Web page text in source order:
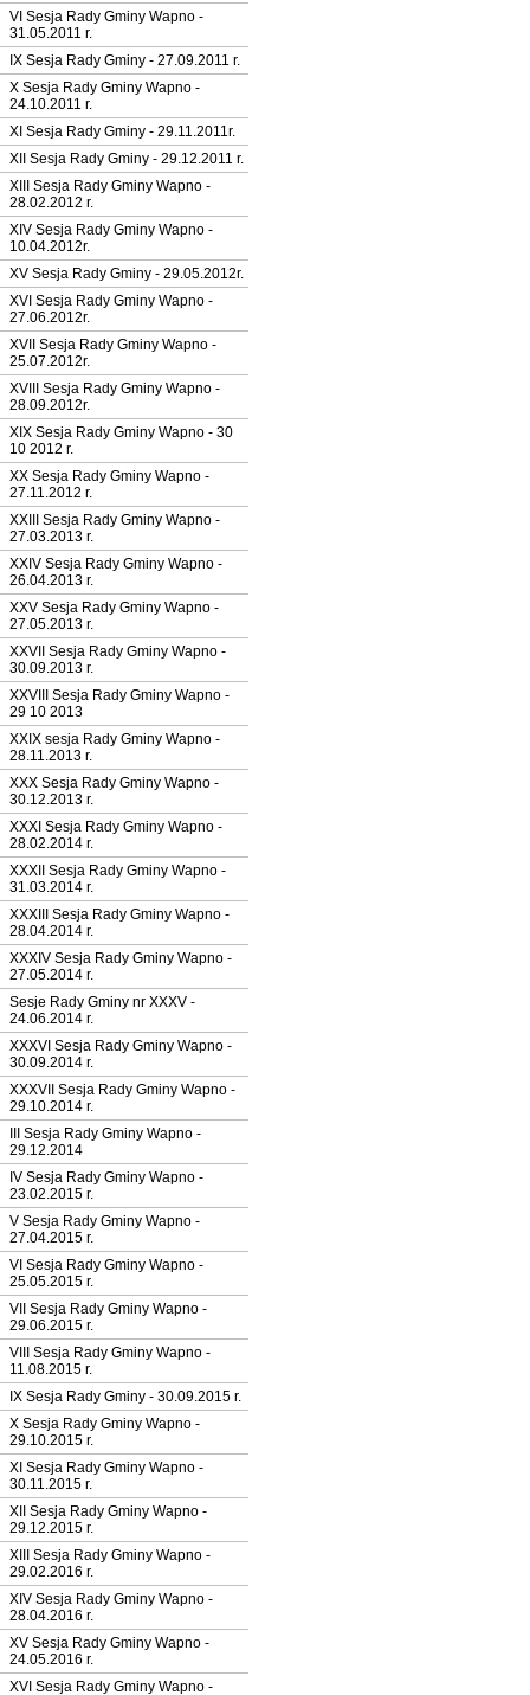
VI Sesja Rady Gminy Wapno -
31.05.2011 r.
IX Sesja Rady Gminy - 27.09.2011 r.
X Sesja Rady Gminy Wapno -
24.10.2011 r.
XI Sesja Rady Gminy - 29.11.2011r.
XII Sesja Rady Gminy - 29.12.2011 r.
XIII Sesja Rady Gminy Wapno -
28.02.2012 r.
XIV Sesja Rady Gminy Wapno -
10.04.2012r.
XV Sesja Rady Gminy - 29.05.2012r.
XVI Sesja Rady Gminy Wapno -
27.06.2012r.
XVII Sesja Rady Gminy Wapno -
25.07.2012r.
XVIII Sesja Rady Gminy Wapno -
28.09.2012r.
XIX Sesja Rady Gminy Wapno - 30
10 2012 r.
XX Sesja Rady Gminy Wapno -
27.11.2012 r.
XXIII Sesja Rady Gminy Wapno -
27.03.2013 r.
XXIV Sesja Rady Gminy Wapno -
26.04.2013 r.
XXV Sesja Rady Gminy Wapno -
27.05.2013 r.
XXVII Sesja Rady Gminy Wapno -
30.09.2013 r.
XXVIII Sesja Rady Gminy Wapno -
29 10 2013
XXIX sesja Rady Gminy Wapno -
28.11.2013 r.
XXX Sesja Rady Gminy Wapno -
30.12.2013 r.
XXXI Sesja Rady Gminy Wapno -
28.02.2014 r.
XXXII Sesja Rady Gminy Wapno -
31.03.2014 r.
XXXIII Sesja Rady Gminy Wapno -
28.04.2014 r.
XXXIV Sesja Rady Gminy Wapno -
27.05.2014 r.
Sesje Rady Gminy nr XXXV -
24.06.2014 r.
XXXVI Sesja Rady Gminy Wapno -
30.09.2014 r.
XXXVII Sesja Rady Gminy Wapno -
29.10.2014 r.
III Sesja Rady Gminy Wapno -
29.12.2014
IV Sesja Rady Gminy Wapno -
23.02.2015 r.
V Sesja Rady Gminy Wapno -
27.04.2015 r.
VI Sesja Rady Gminy Wapno -
25.05.2015 r.
VII Sesja Rady Gminy Wapno -
29.06.2015 r.
VIII Sesja Rady Gminy Wapno -
11.08.2015 r.
IX Sesja Rady Gminy - 30.09.2015 r.
X Sesja Rady Gminy Wapno -
29.10.2015 r.
XI Sesja Rady Gminy Wapno -
30.11.2015 r.
XII Sesja Rady Gminy Wapno -
29.12.2015 r.
XIII Sesja Rady Gminy Wapno -
29.02.2016 r.
XIV Sesja Rady Gminy Wapno -
28.04.2016 r.
XV Sesja Rady Gminy Wapno -
24.05.2016 r.
XVI Sesja Rady Gminy Wapno -